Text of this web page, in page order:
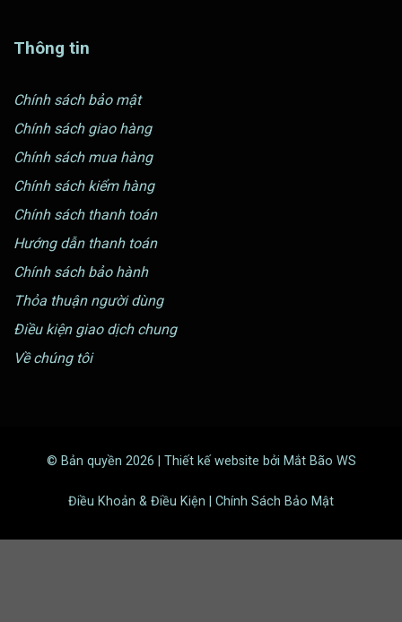
Thông tin
Chính sách bảo mật
Chính sách giao hàng
Chính sách mua hàng
Chính sách kiểm hàng
Chính sách thanh toán
Hướng dẫn thanh toán
Chính sách bảo hành
Thỏa thuận người dùng
Điều kiện giao dịch chung
Về chúng tôi
© Bản quyền 2026 | Thiết kế website bởi Mắt Bão WS
Điều Khoản & Điều Kiện | Chính Sách Bảo Mật